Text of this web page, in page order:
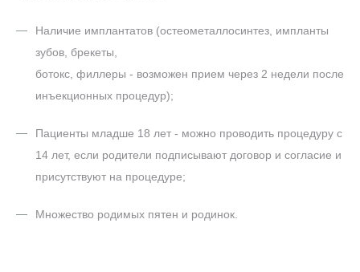
Наличие имплантатов (остеометаллосинтез, импланты
зубов, брекеты,
ботокс, филлеры - возможен прием через 2 недели после
инъекционных процедур);
Пациенты младше 18 лет - можно проводить процедуру с
14 лет, если родители подписывают договор и согласие и
присутствуют на процедуре;
Множество родимых пятен и родинок.